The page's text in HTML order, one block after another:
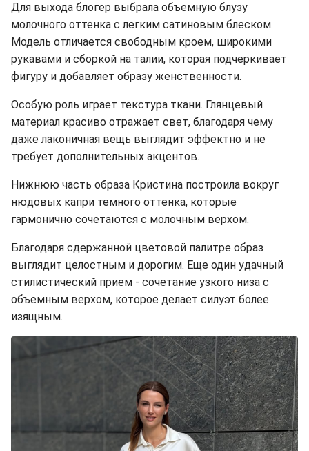
Для выхода блогер выбрала объемную блузу
молочного оттенка с легким сатиновым блеском.
Модель отличается свободным кроем, широкими
рукавами и сборкой на талии, которая подчеркивает
фигуру и добавляет образу женственности.
Особую роль играет текстура ткани. Глянцевый
материал красиво отражает свет, благодаря чему
даже лаконичная вещь выглядит эффектно и не
требует дополнительных акцентов.
Нижнюю часть образа Кристина построила вокруг
нюдовых капри темного оттенка, которые
гармонично сочетаются с молочным верхом.
Благодаря сдержанной цветовой палитре образ
выглядит целостным и дорогим. Еще один удачный
стилистический прием - сочетание узкого низа с
объемным верхом, которое делает силуэт более
изящным.